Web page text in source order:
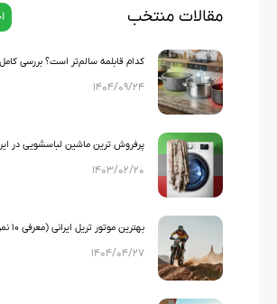
مقالات منتخب
کدام قابلمه سالم‌تر است؟ بررسی
گرانیت و تفلون
۱۴۰۴/۰۹/۲۴
پرفروش ترین ماشین لباسشویی در
۱۴۰۳/۰۲/۲۰
های ایرانی)
۱۴۰۴/۰۴/۲۷